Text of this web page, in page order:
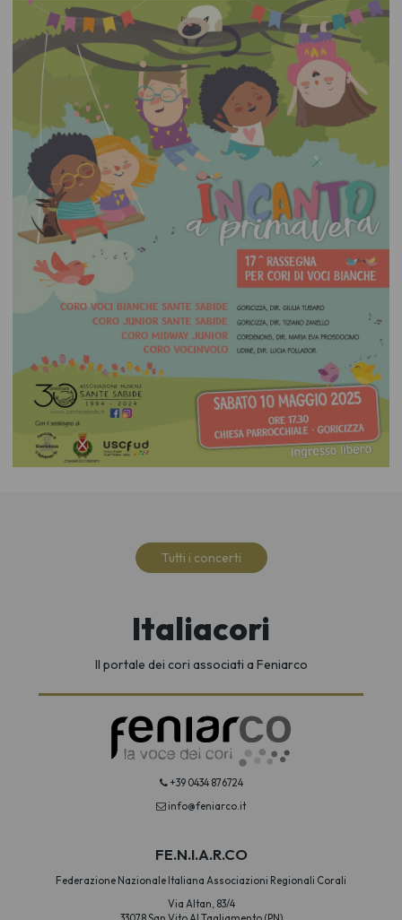
Tutti i concerti
Italiacori
Il portale dei cori associati a Feniarco
+39 0434 876724
info@feniarco.it
FE.N.I.A.R.CO
Federazione Nazionale Italiana Associazioni Regionali Corali
Via Altan, 83/4